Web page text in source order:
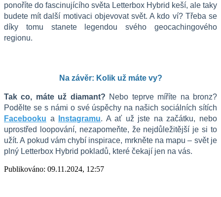
ponoříte do fascinujícího světa Letterbox Hybrid keší, ale taky
budete mít další motivaci objevovat svět. A kdo ví? Třeba se
díky tomu stanete legendou svého geocachingového
regionu.
Na závěr: Kolik už máte vy?
Tak co, máte už diamant? Nebo teprve míříte na bronz?
Facebooku a Instagramu. A ať už jste na začátku, nebo
uprostřed loopování, nezapomeňte, že nejdůležitější je si to
užít. A pokud vám chybí inspirace, mrkněte na mapu – svět je
plný Letterbox Hybrid pokladů, které čekají jen na vás.
Publikováno: 09.11.2024, 12:57